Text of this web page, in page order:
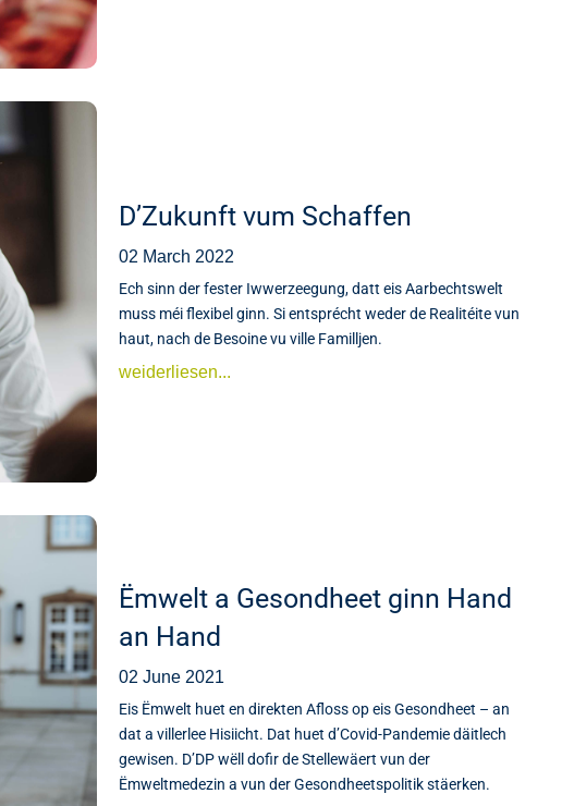
D’Zukunft vum Schaffen
02 March 2022
Ech sinn der fester Iwwerzeegung, datt eis Aarbechtswelt
muss méi flexibel ginn. Si entsprécht weder de Realitéite vun
haut, nach de Besoine vu ville Familljen.
weiderliesen...
Ëmwelt a Gesondheet ginn Hand
an Hand
02 June 2021
Eis Ëmwelt huet en direkten Afloss op eis Gesondheet – an
dat a villerlee Hisiicht. Dat huet d’Covid-Pandemie däitlech
gewisen. D’DP wëll dofir de Stellewäert vun der
Ëmweltmedezin a vun der Gesondheetspolitik stäerken.